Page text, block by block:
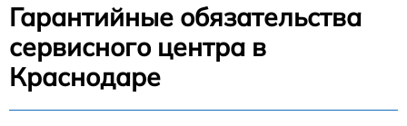
Гарантийные обязательства
сервисного центра в
Краснодаре